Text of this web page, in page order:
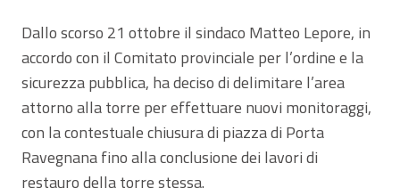
Dallo scorso 21 ottobre il sindaco Matteo Lepore, in
accordo con il Comitato provinciale per l’ordine e la
sicurezza pubblica, ha deciso di delimitare l’area
attorno alla torre per effettuare nuovi monitoraggi,
con la contestuale chiusura di piazza di Porta
Ravegnana fino alla conclusione dei lavori di
restauro della torre stessa.